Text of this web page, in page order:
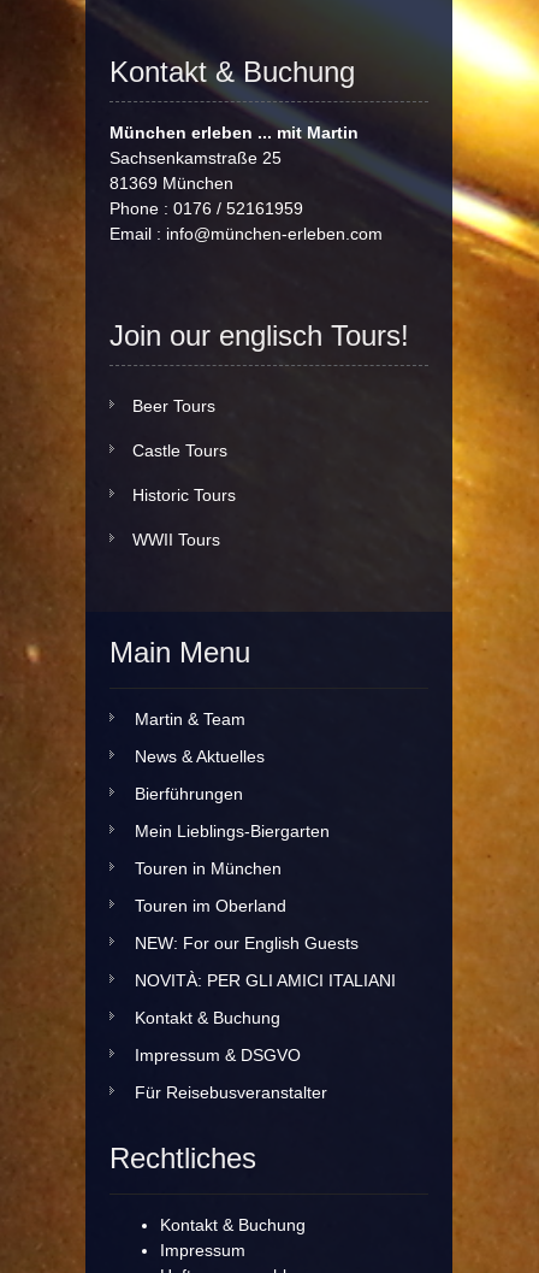
Kontakt & Buchung
München erleben ... mit Martin
Sachsenkamstraße 25
81369 München
Phone : 0176 / 52161959
Email : info@münchen-erleben.com
Join our englisch Tours!
Beer Tours
Castle Tours
Historic Tours
WWII Tours
Main Menu
Martin & Team
News & Aktuelles
Bierführungen
Mein Lieblings-Biergarten
Touren in München
Touren im Oberland
NEW: For our English Guests
NOVITÀ: PER GLI AMICI ITALIANI
Kontakt & Buchung
Impressum & DSGVO
Für Reisebusveranstalter
Rechtliches
Kontakt & Buchung
Impressum